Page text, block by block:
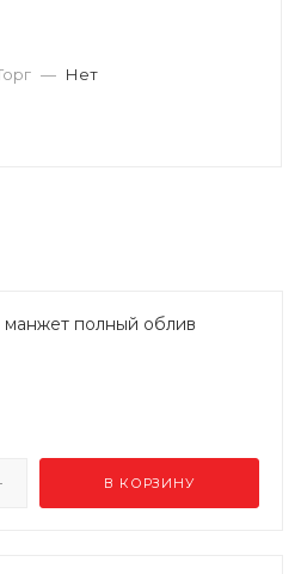
— Нет
полный облив
В КОРЗИНУ